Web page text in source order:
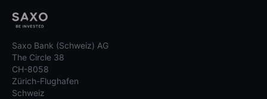
Saxo Bank (Schweiz) AG
The Circle 38
CH-8058
Zürich-Flughafen
Schweiz